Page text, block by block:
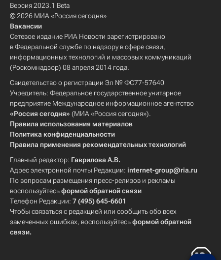
Версия 2023.1 Beta
© 2026 МИА «Россия сегодня»
Вакансии
Сетевое издание РИА Новости зарегистрировано
в Федеральной службе по надзору в сфере связи,
информационных технологий и массовых коммуникаций
(Роскомнадзор) 08 апреля 2014 года.
Свидетельство о регистрации Эл № ФС77-57640
Учредитель: Федеральное государственное унитарное
предприятие Международное информационное агентство
«Россия сегодня» (МИА «Россия сегодня»).
Правила использования материалов
Политика конфиденциальности
Правила применения рекомендательных технологий
Главный редактор: Гаврилова А.В.
Адрес электронной почты Редакции: internet-group@ria.ru
По вопросам размещения пресс-релизов и рекламы
воспользуйтесьформой обратной связи
Телефон Редакции: 7 (495) 645-6601
Чтобы связаться с редакцией или сообщить обо всех
замеченных ошибках, воспользуйтесьформой обратной
связи.